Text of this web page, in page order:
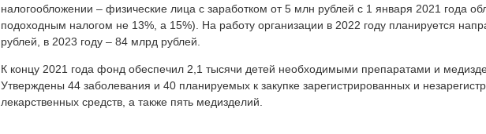
налогообложении – физические лица с заработком от 5 млн рублей с 1 января 2021 года
подоходным налогом не 13%, а 15%). На работу организации в 2022 году планируется
рублей, в 2023 году – 84 млрд рублей.
К концу 2021 года фонд обеспечил 2,1 тысячи детей необходимыми препаратами и
Утверждены 44 заболевания и 40 планируемых к закупке зарегистрированных и
лекарственных средств, а также пять медизделий.